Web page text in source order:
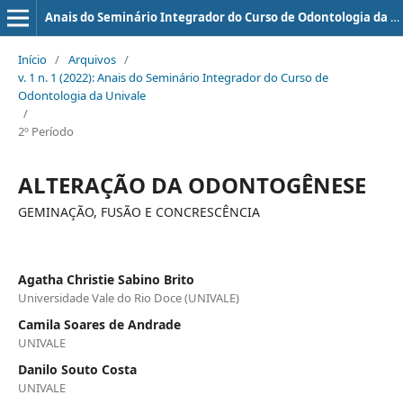
Anais do Seminário Integrador do Curso de Odontologia da UNIVALE
Início / Arquivos /
v. 1 n. 1 (2022): Anais do Seminário Integrador do Curso de
Odontologia da Univale
/
2º Período
ALTERAÇÃO DA ODONTOGÊNESE
GEMINAÇÃO, FUSÃO E CONCRESCÊNCIA
Agatha Christie Sabino Brito
Universidade Vale do Rio Doce (UNIVALE)
Camila Soares de Andrade
UNIVALE
Danilo Souto Costa
UNIVALE